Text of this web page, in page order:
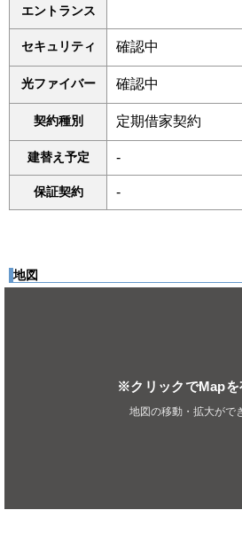
エントランス
セキュリティ 確認中
光ファイバー 確認中
契約種別 定期借家契約
建替え予定 -
保証契約 -
地図
※クリックでMapを
地図の移動・拡大がで